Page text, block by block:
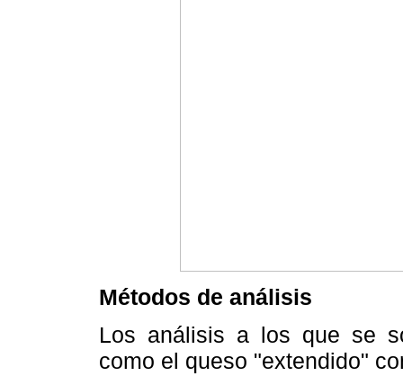
Métodos de análisis
Los análisis a los que se
como el queso "extendido"